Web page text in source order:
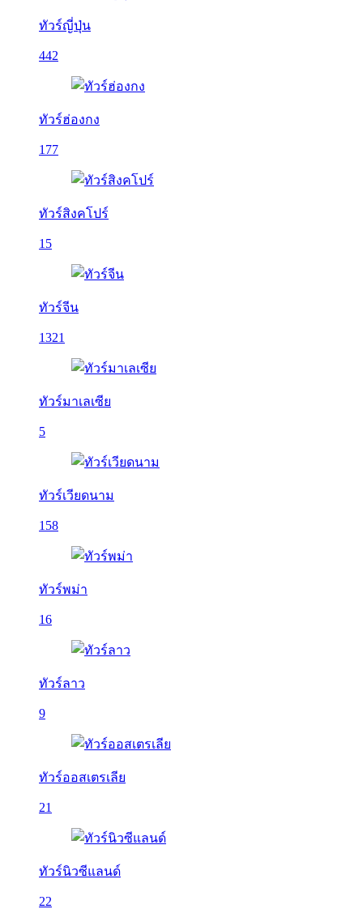
ทัวร์ญี่ปุ่น
442
ทัวร์ฮ่องกง
177
ทัวร์สิงคโปร์
15
ทัวร์จีน
1321
ทัวร์มาเลเซีย
5
ทัวร์เวียดนาม
158
ทัวร์พม่า
16
ทัวร์ลาว
9
ทัวร์ออสเตรเลีย
21
ทัวร์นิวซีแลนด์
22